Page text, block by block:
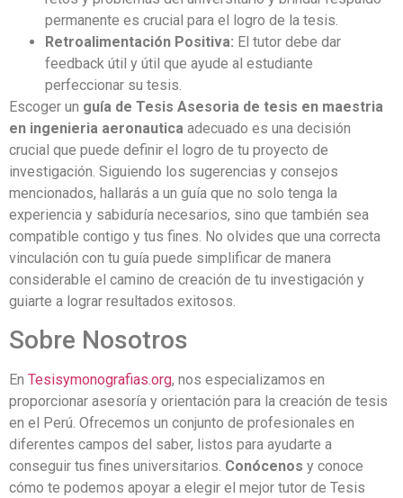
permanente es crucial para el logro de la tesis.
Retroalimentación Positiva: El tutor debe dar
feedback útil y útil que ayude al estudiante
perfeccionar su tesis.
Escoger un guía de Tesis Asesoria de tesis en maestria
en ingenieria aeronautica adecuado es una decisión
crucial que puede definir el logro de tu proyecto de
investigación. Siguiendo los sugerencias y consejos
mencionados, hallarás a un guía que no solo tenga la
experiencia y sabiduría necesarios, sino que también sea
compatible contigo y tus fines. No olvides que una correcta
vinculación con tu guía puede simplificar de manera
considerable el camino de creación de tu investigación y
guiarte a lograr resultados exitosos.
Sobre Nosotros
En Tesisymonografias.org, nos especializamos en
proporcionar asesoría y orientación para la creación de tesis
en el Perú. Ofrecemos un conjunto de profesionales en
diferentes campos del saber, listos para ayudarte a
conseguir tus fines universitarios. Conócenos y conoce
cómo te podemos apoyar a elegir el mejor tutor de Tesis